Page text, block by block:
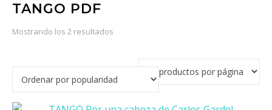
TANGO PDF
Mostrando los 2 resultados